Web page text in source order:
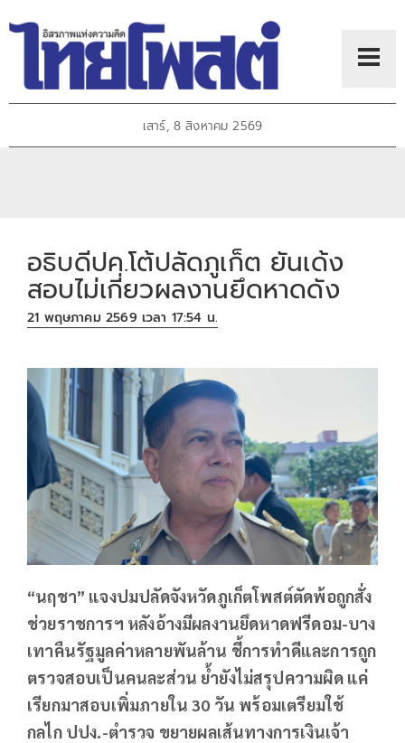
เสาร์, 8 สิงหาคม 2569
อธิบดีปค.โต้ปลัดภูเก็ต ยันเด้ง
สอบไม่เกี่ยวผลงานยึดหาดดัง
21 พฤษภาคม 2569 เวลา 17:54 น.
“นฤชา” แจงปมปลัดจังหวัดภูเก็ตโพสต์ตัดพ้อถูกสั่ง
ช่วยราชการฯ หลังอ้างมีผลงานยึดหาดฟรีดอม-บาง
เทาคืนรัฐมูลค่าหลายพันล้าน ชี้การทำดีและการถูก
ตรวจสอบเป็นคนละส่วน ย้ำยังไม่สรุปความผิด แค่
เรียกมาสอบเพิ่มภายใน 30 วัน พร้อมเตรียมใช้
กลไก ปปง.-ตำรวจ ขยายผลเส้นทางการเงินเจ้า